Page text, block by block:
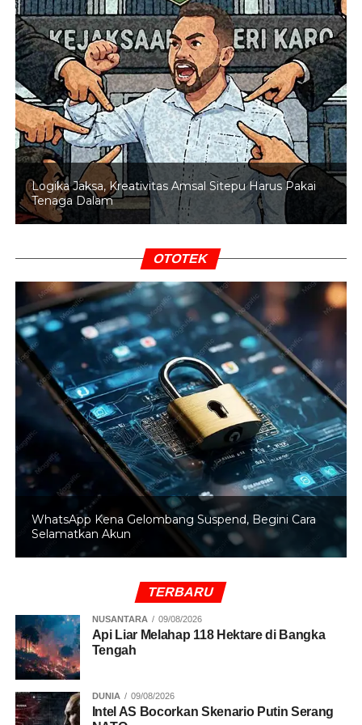
BACA JUGA Indonesia Sementara Jadi Juru Kunci
Klasemen Grup B
Tak kalah menarik lainnya adalah penentuan satu tim
yang akan degradasi ke kasta kedua, Championship. Ada
dua tim yang akan bertarung hingga pekan terakhir untuk
bertahan di kasta tertinggi.
Dua tim ini adalah Madura United di posisi ke-15 dengan
32 poin dan Persis Solo di posisi ke-16 dengan 31 poin.
Pada pekan terakhir, Madura bermain di kandang saat
melawan PSM Makassar, Sabtu (23/5), sementara Persis
yang sama.
Di antara Madura dan Persis, salah satunya akan
menyusul nasib PSBS Biak dan Semen Padang yang
lebih dulu memastikan degradasi ke Championship.
Ketiga tim ini nantinya digantikan oleh tiga tim yang
promosi, yaitu Garudayaksa, PSS Sleman, dan
Adhyaksa.
BACA JUGA Bobotoh Padati Latihan Persib di
GBLA, Beri Dukungan Jelang Duel Panas Kontra
Persija
(Purnomo/goeh)
JUARA SUPER LEAGUE
PERSIB BANDUNG
SELANGKAH LAGI
UP NEXT
Ronaldo Kembali Jadi Kapten Kesebelasan
Timnas Portugal
DON'T MISS
Logika Jaksa, Kreativitas Amsal Sitepu Harus Pakai
Tenaga Dalam
OTOTEK
WhatsApp Kena Gelombang Suspend, Begini Cara
Selamatkan Akun
TERBARU
NUSANTARA 09/08/2026
Api Liar Melahap 118 Hektare di Bangka
Tengah
DUNIA 09/08/2026
Intel AS Bocorkan Skenario Putin Serang